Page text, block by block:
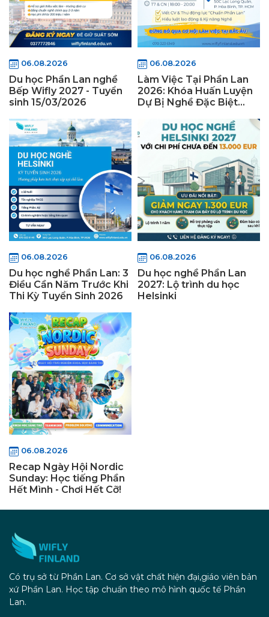
06.08.2026
Du học Phần Lan nghề
Bếp Wifly 2027 - Tuyển
sinh 15/03/2026
06.08.2026
Làm Việc Tại Phần Lan
2026: Khóa Huấn Luyện
Dự Bị Nghề Đặc Biệt
06.08.2026
Du học nghề Phần Lan: 3
Điều Cần Năm Trước Khi
Thi Kỳ Tuyển Sinh 2026
06.08.2026
Du học nghề Phần Lan
2027: Lộ trình du học
Helsinki
06.08.2026
Recap Ngày Hội Nordic
Sunday: Học tiếng Phần
Hết Mình - Chơi Hết Cỡ!
Có trụ sở từ Phần Lan. Cơ sở vật chất hiện đại,giáo viên bản
xứ Phần Lan. Học tập chuẩn theo mô hình quốc tế Phần
Lan.